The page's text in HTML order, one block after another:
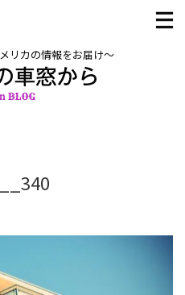
リカの情報をお届け〜